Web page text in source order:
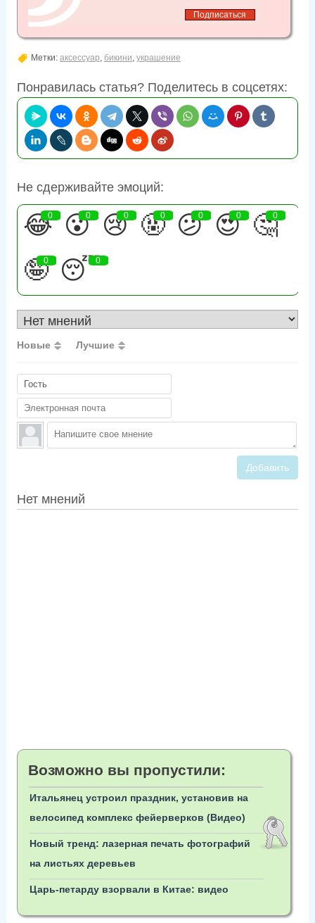
Метки: аксессуар бикини украшение
Понравилась статья? Поделитесь в соцсетях:
Не сдерживайте эмоций:
😂
0 😮
0 😢
0 🤬
0 😕
0 😍
0 🤔
0
🤪
0 😴
0
Новые Лучшие
Добавить
Нет мнений
Возможно вы пропустили:
Итальянец устроил праздник, установив на
велосипед комплекс фейерверков (Видео)
Новый тренд: лазерная печать фотографий
на листьях деревьев
Царь-петарду взорвали в Китае: видео